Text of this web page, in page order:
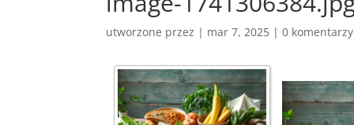
utworzone przez | mar 7, 2025 |0 komentarzy